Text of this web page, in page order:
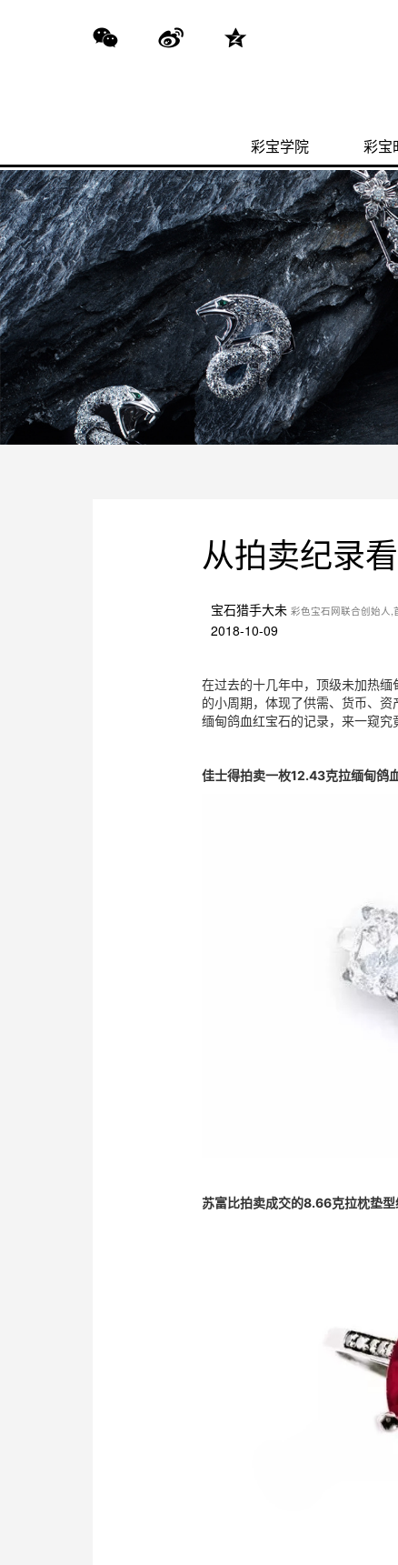
彩宝学院 彩宝
从拍卖纪录
宝石猎手大未 彩色宝石网联合创始人,
2018-10-09
在过去的十几年中，顶级未加热
的小周期，体现了供需、货币、
缅甸鸽血红宝石的记录，来一窥究
佳士得拍卖一枚12.43克拉缅甸鸽
苏富比拍卖成交的8.66克拉枕垫